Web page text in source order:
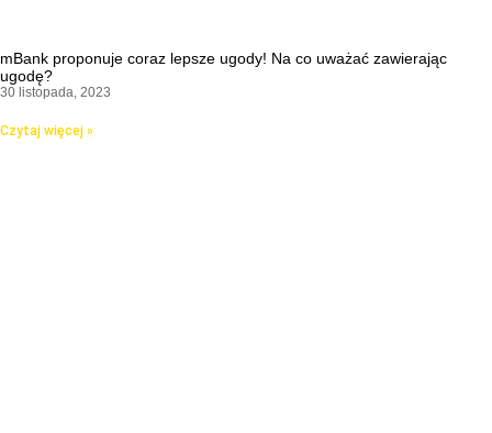
mBank proponuje coraz lepsze ugody! Na co uważać zawierając
ugodę?
30 listopada, 2023
Czytaj więcej »